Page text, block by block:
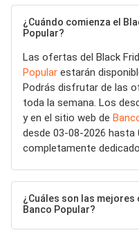
¿Cuándo comienza el
Popular?
Las ofertas del Black
Popular estarán
Podrás disfrutar de las
toda la semana. Los
y en el sitio web de
desde 03-08-2026
completamente
¿Cuáles son las
Banco Popular?